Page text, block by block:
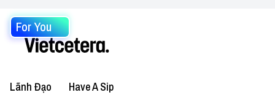
For You
Lãnh Đạo Have A Sip